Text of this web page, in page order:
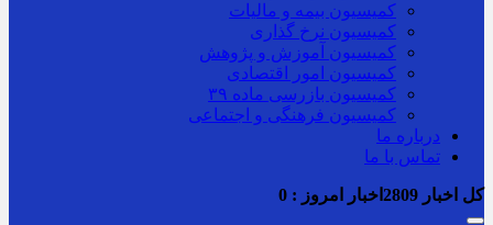
کمیسیون بیمه و مالیات
کمیسیون نرخ گذاری
کمیسیون آموزش و پژوهش
کمیسیون امور اقتصادی
کمیسیون بازرسی ماده ۳۹
کمیسیون فرهنگی و اجتماعی
درباره ما
تماس با ما
کل اخبار اخبار امروز : 0